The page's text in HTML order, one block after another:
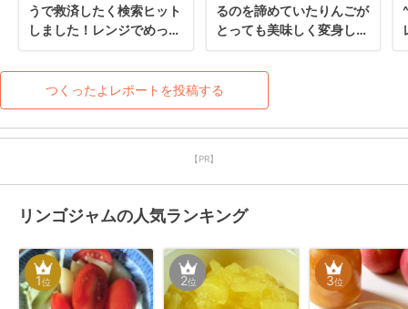
うで救済したく検索ヒット
しました！レンジでめっち
♪美味しくてついつい一人
で一度に食べちゃいました
(〃´∪｀〃)ゞ
るのを諦めていたりんごが
とっても美味しく変身し、
うれしいレシピをありがと
うございましたっ！
つくったよレポートを投稿する
【PR】
リンゴジャムの人気ランキング
1位 2位 3位